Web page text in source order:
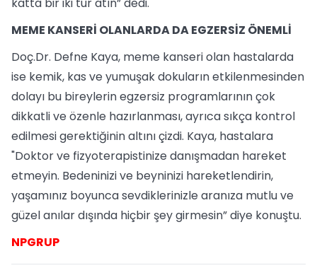
MEME KANSERİ OLANLARDA DA EGZERSİZ ÖNEMLİ
Doç.Dr. Defne Kaya, meme kanseri olan hastalarda
ise kemik, kas ve yumuşak dokuların etkilenmesinden
dolayı bu bireylerin egzersiz programlarının çok
dikkatli ve özenle hazırlanması, ayrıca sıkça kontrol
edilmesi gerektiğinin altını çizdi. Kaya, hastalara
"Doktor ve fizyoterapistinize danışmadan hareket
etmeyin. Bedeninizi ve beyninizi hareketlendirin,
yaşamınız boyunca sevdiklerinizle aranıza mutlu ve
güzel anılar dışında hiçbir şey girmesin” diye konuştu.
NPGRUP